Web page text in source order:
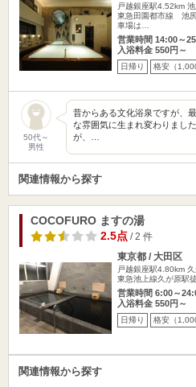
戸越銀座駅4.52km
東急田園都市線 池
車場は…
営業時間 14:00～
入浴料金 550円～
日帰り 格安（
50代～
男性
昔からある文化浴泉ですが、
な雰囲気に生まれ変わりまし
が、…
関連情報から探す
COCOFURO ますの湯
2.5点/ 2 件
東京都 / 大田区
戸越銀座駅4.80km
東急池上線久が原駅
営業時間 6:00～
入浴料金 550円～
日帰り 格安（
関連情報から探す